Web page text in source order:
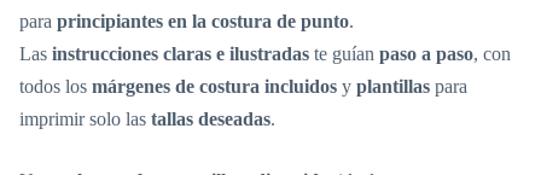
para principiantes en la costura de punto.
Las instrucciones claras e ilustradas te guían paso a paso, con
todos los márgenes de costura incluidos y plantillas para
imprimir solo las tallas deseadas.